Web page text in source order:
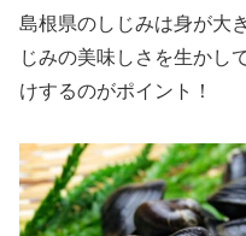
島根県のしじみは身が大
じみの美味しさを生かし
けするのがポイント！